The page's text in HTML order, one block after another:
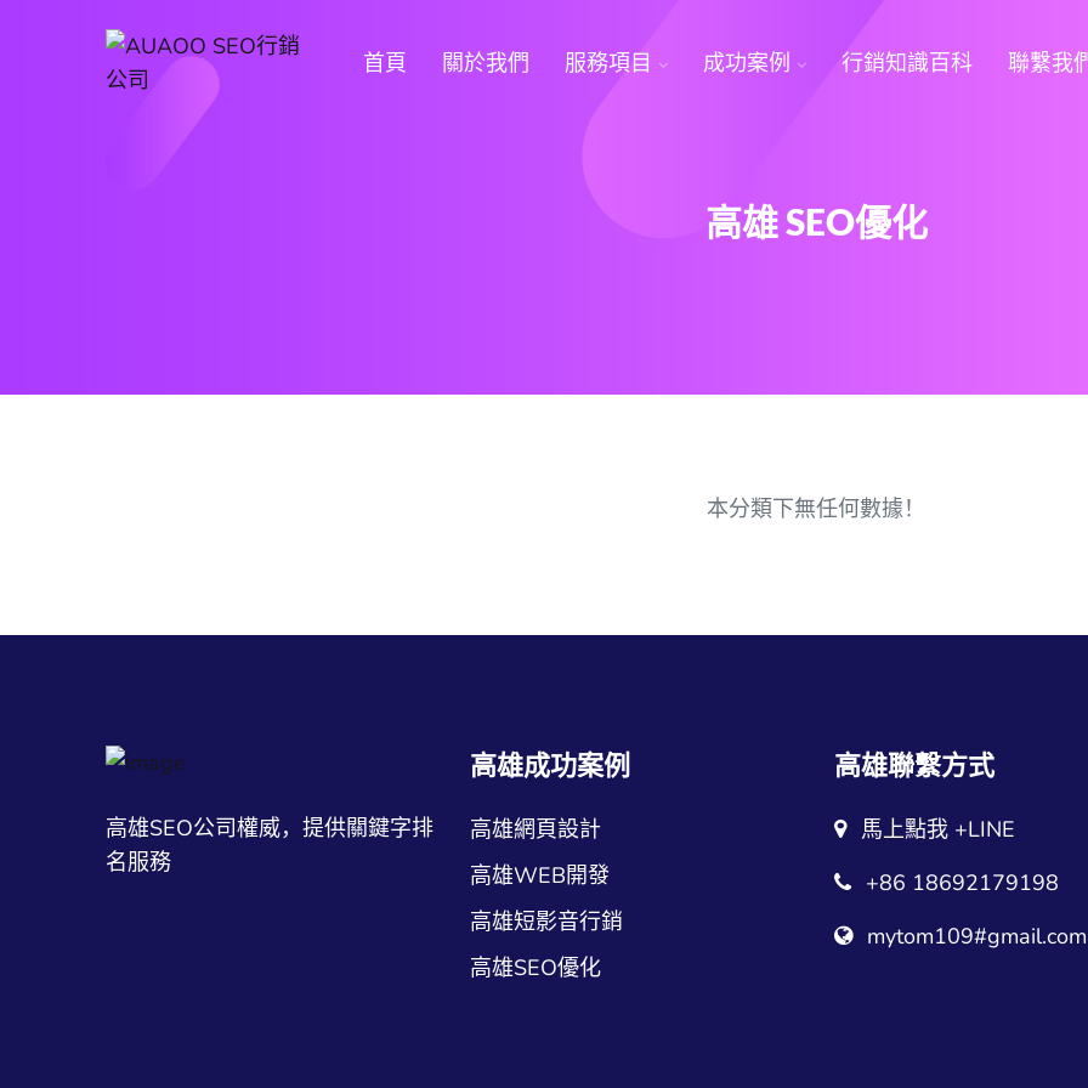
首頁 關於我們 服務項目 成功案例 行銷知識百科 聯繫我
高雄 SEO優化
本分類下無任何數據！
高雄SEO公司權威，提供關鍵字排
名服務
高雄成功案例
高雄網頁設計
高雄WEB開發
高雄短影音行銷
高雄SEO優化
高雄聯繫方式
馬上點我 +LINE
+86 18692179198
mytom109#gmail.com